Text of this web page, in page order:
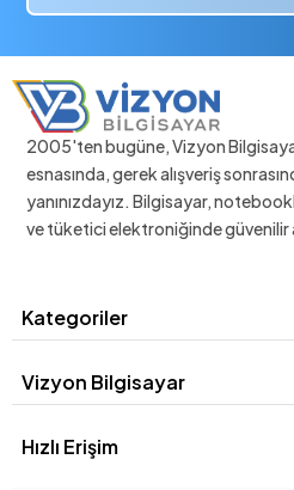
2005'ten bugüne, Vizyon
esnasında, gerek alışveriş
yanınızdayız. Bilgisayar,
ve tüketici elektroniğinde güvenilir
Kategoriler
Vizyon Bilgisayar
Hızlı Erişim